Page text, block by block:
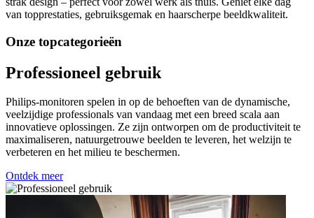
van topprestaties, gebruiksgemak en haarscherpe beeldkwaliteit.
Onze topcategorieën
Professioneel gebruik
Philips-monitoren spelen in op de behoeften van de dynamische,
veelzijdige professionals van vandaag met een breed scala aan
innovatieve oplossingen. Ze zijn ontworpen om de productiviteit te
maximaliseren, natuurgetrouwe beelden te leveren, het welzijn te
verbeteren en het milieu te beschermen.
Ontdek meer